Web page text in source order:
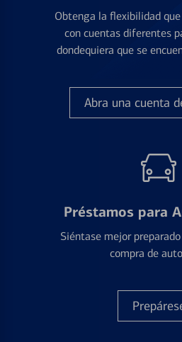
Obtenga la flexibilidad
con cuentas diferentes
dondequiera que se
Abra una cuenta
Préstamos para
Siéntase mejor
compra de